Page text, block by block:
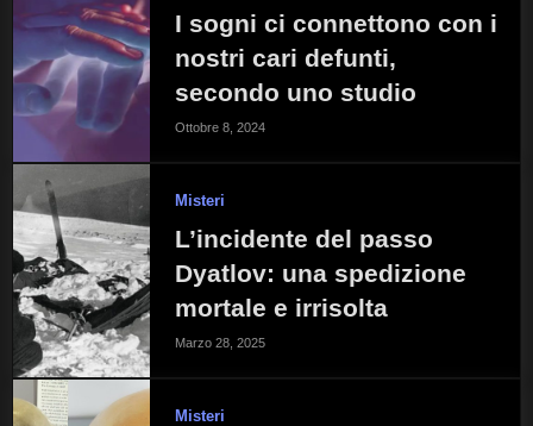
I sogni ci connettono con i
nostri cari defunti,
secondo uno studio
Ottobre 8, 2024
Misteri
L’incidente del passo
Dyatlov: una spedizione
mortale e irrisolta
Marzo 28, 2025
Misteri